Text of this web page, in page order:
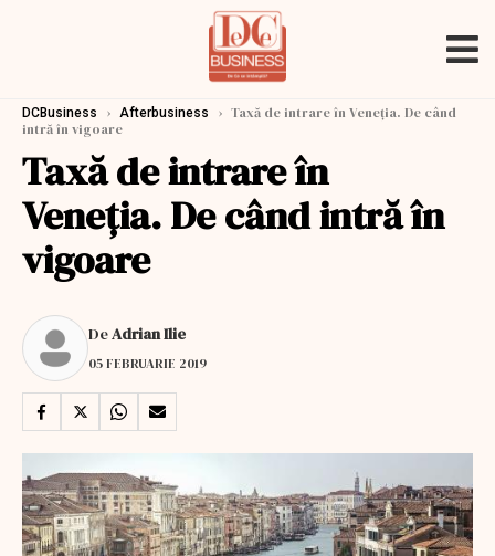
DCBusiness › Afterbusiness › Taxă de intrare în Veneția. De când
intră în vigoare
Taxă de intrare în
Veneția. De când intră în
vigoare
DeAdrian Ilie
05 FEBRUARIE 2019